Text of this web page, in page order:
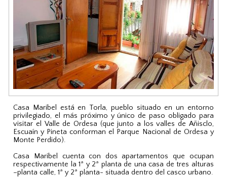
Casa Maribel está en Torla, pueblo situado en un entorno
privilegiado, el más próximo y único de paso obligado para
visitar el Valle de Ordesa (que junto a los valles de Añisclo,
Escuaín y Pineta conforman el Parque Nacional de Ordesa y
Monte Perdido).
Casa Maribel cuenta con dos apartamentos que ocupan
respectivamente la 1ª y 2ª planta de una casa de tres alturas
–planta calle, 1ª y 2ª planta- situada dentro del casco urbano.